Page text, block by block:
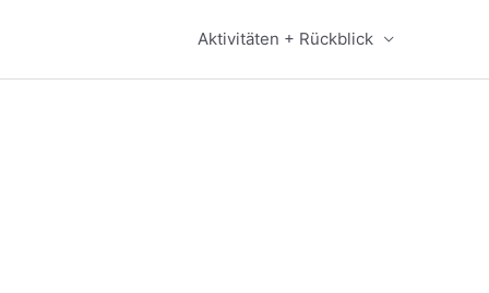
Aktivitäten + Rückblick